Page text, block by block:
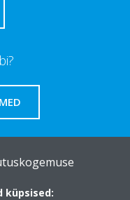
küpsised: